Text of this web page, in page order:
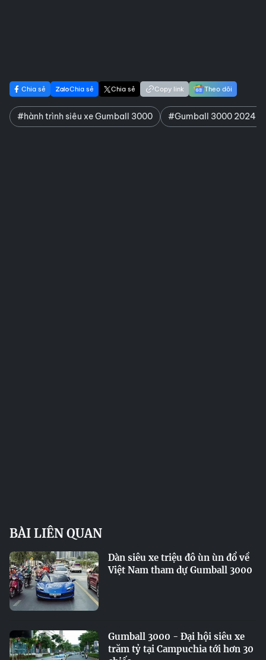
Chia sẻ Chia sẻ Chia sẻ Copy link Theo dõi
#hành trình siêu xe Gumball 3000 #Gumball 3000 2024
BÀI LIÊN QUAN
Dàn siêu xe triệu đô ùn ùn đổ về
Việt Nam tham dự Gumball 3000
Gumball 3000 - Đại hội siêu xe
trăm tỷ tại Campuchia tới hơn 30